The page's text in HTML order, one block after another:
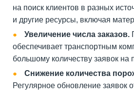
на поиск клиентов в разных
и другие ресурсы, включая
Увеличение числа заказов.
обеспечивает транспортным
большому количеству заявок на
Снижение количества
Регулярное обновление заявок